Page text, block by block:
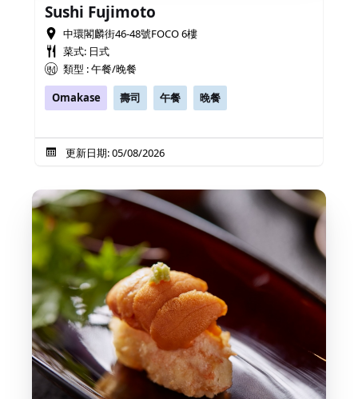
Sushi Fujimoto
中環閣麟街46-48號FOCO 6樓
菜式: 日式
類型 : 午餐/晚餐
Omakase
壽司 午餐 晚餐
更新日期: 05/08/2026